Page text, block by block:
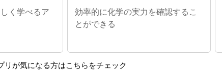
く学べるア
効率的に化学の実力を確認するこ
とができる
リが気になる方はこちらをチェック